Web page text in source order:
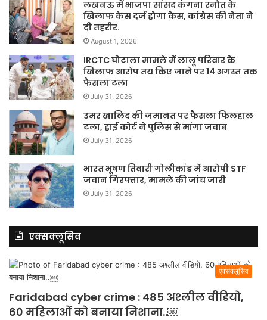
लखनऊ में भाजपा सांसद कंगना रनौत के
खिलाफ केस दर्ज होगा केस, कांग्रेस की नेता ने
दी तहरीर.
August 1, 2026
IRCTC घोटाला मामले में लालू परिवार के
खिलाफ आरोप तय किए जाने पर 14 अगस्त तक
फैसला टला
July 31, 2026
उमर खालिद की जमानत पर फैसला फिलहाल
टला, हाई कोर्ट ने पुलिस से मांगा जवाब
July 31, 2026
भारत भूषण तिवारी गोलीकांड में आरोपी STF
जवान गिरफ्तार, मामले की जांच जारी
July 31, 2026
एक्सक्लूसिव
एक्सक्लूसिव
Faridabad cyber crime : 485 अश्लील वीडियो,
60 महिलाओं को बनाया निशाना..￼